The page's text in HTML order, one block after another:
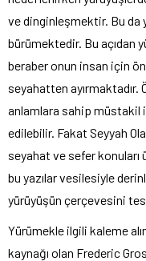
ve dinginleşmektir. Bu da
bürümektedir. Bu açıdan
beraber onun insan için
seyahatten
anlamlara sahip müstakil
edilebilir. Fakat Seyyah
seyahat ve sefer
bu yazılar vesilesiyle
yürüyüşün çerçevesini
Yürümekle ilgili kaleme
kaynağı olan Frederic